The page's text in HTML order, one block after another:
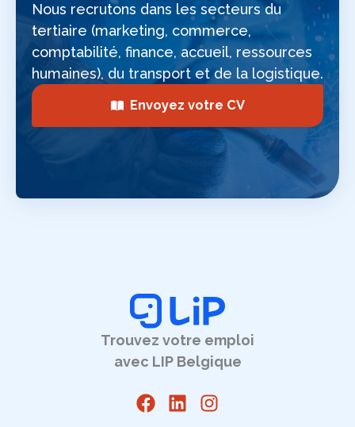
Nous recrutons dans les secteurs du
tertiaire (marketing, commerce,
comptabilité, finance, accueil, ressources
humaines), du transport et de la logistique.
Envoyez votre CV
Trouvez votre emploi
avec LIP Belgique